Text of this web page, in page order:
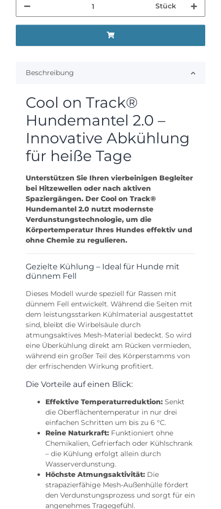
Stück
Beschreibung
Cool on Track®
Hundemantel 2.0 –
Innovative Abkühlung
für heiße Tage
Unterstützen Sie Ihren vierbeinigen Begleiter
bei Hitzewellen oder nach aktiven
Spaziergängen. Der Cool on Track®
Hundemantel 2.0 nutzt modernste
Verdunstungstechnologie, um die
Körpertemperatur Ihres Hundes effektiv und
ohne Chemie zu regulieren.
Gezielte Kühlung – Ideal für Hunde mit
dünnem Fell
Dieses Modell wurde speziell für Rassen mit
dünnem Fell entwickelt. Während die Seiten mit
dem leistungsstarken Kühlmaterial ausgestattet
sind, bleibt die Wirbelsäule durch
atmungsaktives Mesh-Material bedeckt. So wird
eine Überkühlung direkt am Rücken vermieden,
während ein großer Teil des Körperstamms von
der erfrischenden Wirkung profitiert.
Die Vorteile auf einen Blick:
Effektive Temperaturreduktion: Senkt
die Oberflächentemperatur in nur drei
einfachen Schritten um bis zu 6 °C.
Reine Naturkraft: Funktioniert ohne
Chemikalien, Gefrierfach oder Kühlschrank
– die Kühlung erfolgt allein durch
Wasserverdunstung.
Höchste Atmungsaktivität: Die
strapazierfähige Mesh-Außenhülle fördert
den Verdunstungsprozess und sorgt für ein
angenehmes Tragegefühl.